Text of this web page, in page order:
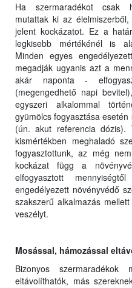
Ha szermaradékot csak
mutattak ki az
jelent kockázatot. Ez a
legkisebb mértékénél is
Minden egyes
megadják ugyanis azt a
akár naponta -
(megengedhető napi
egyszeri alkalommal
gyümölcs fogyasztása
(ún. akut referencia
kismértékben meghaladó
fogyasztottunk, az még
kockázat függ a
elfogyasztott
engedélyezett növényvédő
szakszerű alkalmazás
veszélyt.
Mosással, hámozással
Bizonyos szermaradékok
eltávolíthatók, más